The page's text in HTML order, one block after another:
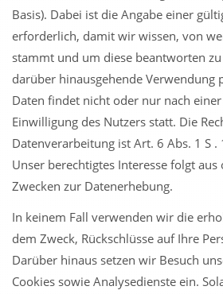
Basis). Dabei ist die Angabe einer
erforderlich, damit wir wissen, von
stammt und um diese beantworten
darüber hinausgehende Verwendung
Daten findet nicht oder nur nach
Einwilligung des Nutzers statt. Die
Datenverarbeitung ist Art. 6 Abs. 1 S .
Unser berechtigtes Interesse folgt aus
Zwecken zur Datenerhebung.
In keinem Fall verwenden wir die
dem Zweck, Rückschlüsse auf Ihre
Darüber hinaus setzen wir Besuch
Cookies sowie Analysedienste ein.